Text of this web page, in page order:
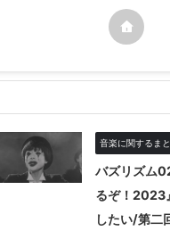
音楽に関するま
バズリズム
るぞ！2023
したい/第二